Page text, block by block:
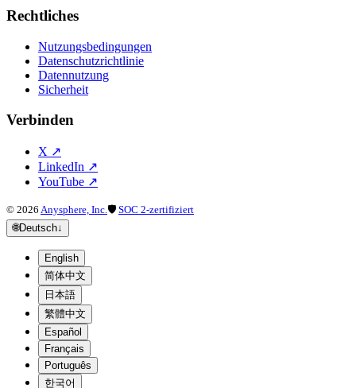
Rechtliches
Nutzungsbedingungen
Datenschutzrichtlinie
Datennutzung
Sicherheit
Verbinden
X ↗
LinkedIn ↗
YouTube ↗
© 2026 Anysphere, Inc.🛡 SOC 2-zertifiziert
🌐Deutsch↓
English
简体中文
日本語
繁體中文
Español
Français
Português
한국어